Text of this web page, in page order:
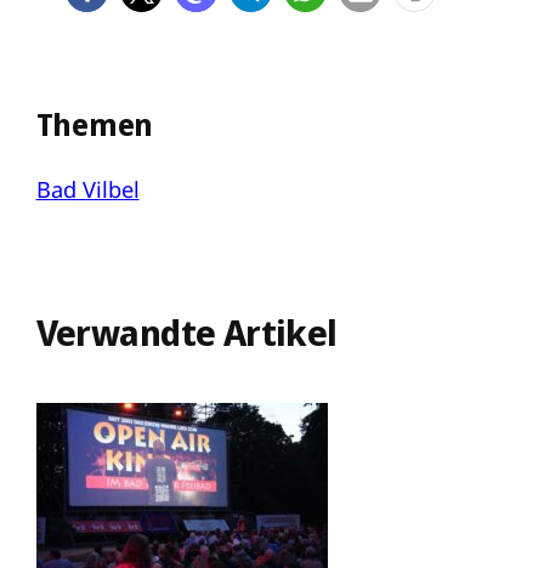
Themen
Bad Vilbel
Verwandte Artikel